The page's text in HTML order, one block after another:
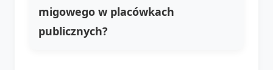
migowego w placówkach
publicznych?